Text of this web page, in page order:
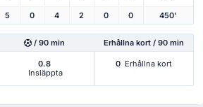
5 0 4 2 0 0 450'
/ 90 min Erhållna kort / 90 min
0.8
Insläppta
0 Erhållna kort